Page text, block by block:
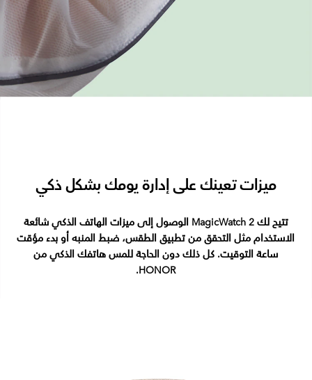
ميزات تعينك على إدارة يومك بشكل ذكي
تتيح لك MagicWatch 2 الوصول إلى ميزات الهاتف الذكي شائعة
الاستخدام مثل التحقق من تطبيق الطقس، ضبط المنبه أو بدء مؤقت
ساعة التوقيت. كل ذلك دون الحاجة للمس هاتفك الذكي من
HONOR.